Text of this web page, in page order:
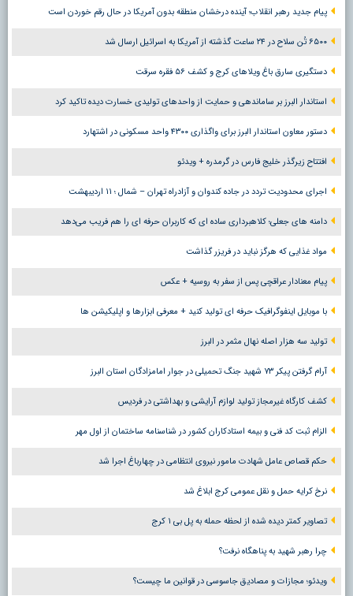
پیام جدید رهبر انقلاب؛ آینده درخشان منطقه بدون آمریکا در حال رقم خوردن است
۶۵۰۰ تُن سلاح در ۲۴ ساعت گذشته از آمریکا به اسرائیل ارسال شد
دستگیری سارق باغ ویلاهای کرج و کشف ۵۶ فقره سرقت
استاندار البرز بر ساماندهی و حمایت از واحدهای تولیدی خسارت دیده تاکید کرد
دستور معاون استاندار البرز برای واگذاری ۴۳۰۰ واحد مسکونی در اشتهارد
افتتاح زیرگذر خلیج فارس در گرمدره + ویدئو
اجرای محدودیت تردد در جاده کندوان و آزادراه تهران – شمال ؛ ١١ اردیبهشت
دامنه های جعلی؛ کلاهبرداری ساده ای که کاربران حرفه ای را هم فریب می‌دهد
مواد غذایی که هرگز نباید در فریزر گذاشت
پیام معنادار عراقچی پس از سفر به روسیه + عکس
با موبایل اینفوگرافیک حرفه ای تولید کنید + معرفی ابزارها و اپلیکیشن ها
تولید سه هزار اصله نهال مثمر در البرز
آرام گرفتن پیکر ۷۳ شهید جنگ تحمیلی در جوار امامزادگان استان البرز
کشف کارگاه غیرمجاز تولید لوازم آرایشی و بهداشتی در فردیس
الزام ثبت کد فنی و بیمه استادکاران کشور در شناسنامه ساختمان از اول مهر
حکم قصاص عامل شهادت مامور نیروی انتظامی در چهارباغ اجرا شد
نرخ کرایه حمل و نقل عمومی کرج ابلاغ شد
تصاویر کمتر دیده شده از لحظه حمله به پل بی ۱ کرج
چرا رهبر شهید به پناهگاه نرفت؟
ویدئو؛ مجازات و مصادیق جاسوسی در قوانین ما چیست؟